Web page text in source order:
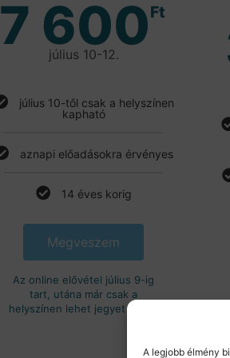
A legjobb élmény
7 600Ft
július 10-12.
július 10-től csak a helyszínen
kapható
aznapi előadásokra érvényes
14 éves korig
Megveszem
Az online elővétel július 9-ig
tart, utána már csak a
helyszínen lehet jegyet venni.